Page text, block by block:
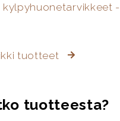
kylpyhuonetarvikkeet -
tuotteet
tuotteesta?